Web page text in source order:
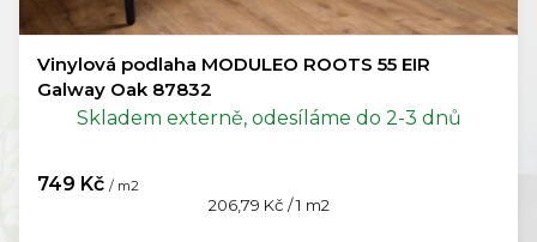
Vinylová podlaha MODULEO ROOTS 55 EIR
Galway Oak 87832
Skladem externě, odesíláme do 2-3 dnů
749 Kč / m2
Měrná
206,79 Kč / 1 m2